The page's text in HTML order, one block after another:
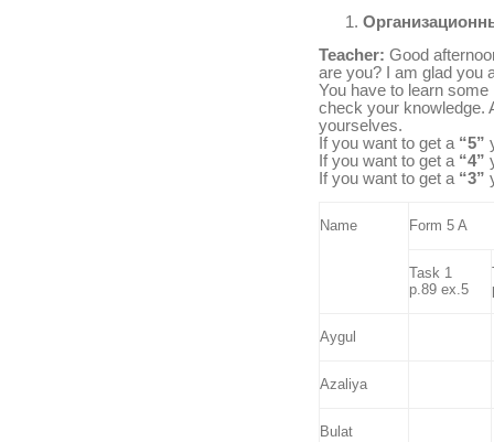
Teacher: Good
are you? I am glad you
You have to learn
check your knowledge.
yourselves.
If you want to get a “5”
If you want to get a “4”
If you want to get a “3”
Name Form 5 A
Task 1
p.89 ex.5
Aygul
Azaliya
Bulat